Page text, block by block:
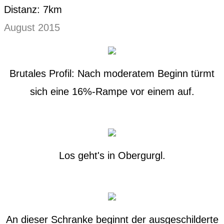
Distanz: 7km
August 2015
Brutales Profil: Nach moderatem Beginn türmt
sich eine 16%-Rampe vor einem auf.
Los geht's in Obergurgl.
An dieser Schranke beginnt der ausgeschilderte